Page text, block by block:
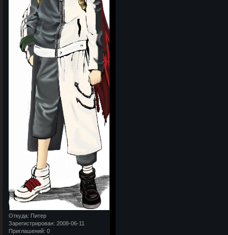
Откуда: Питер
Зарегистрирован: 2008-06-11
Приглашений: 0